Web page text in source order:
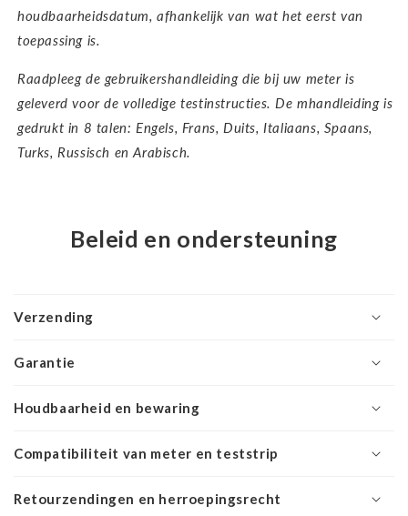
houdbaarheidsdatum, afhankelijk van wat het eerst van
toepassing is.
Raadpleeg de gebruikershandleiding die bij uw meter is
geleverd voor de volledige testinstructies. De mhandleiding is
gedrukt in 8 talen: Engels, Frans, Duits, Italiaans, Spaans,
Turks, Russisch en Arabisch.
Beleid en ondersteuning
Verzending
Garantie
Houdbaarheid en bewaring
Compatibiliteit van meter en teststrip
Retourzendingen en herroepingsrecht